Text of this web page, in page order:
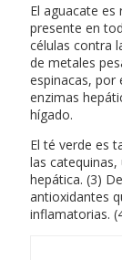
El aguacate
presente en
células contra
de metales
espinacas, por
enzimas
hígado.
El té verde es
las
hepática. (3)
antioxidantes
inflamatorias.